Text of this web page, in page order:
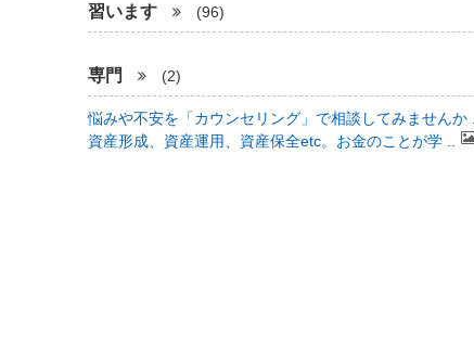
習います (96)
専門 (2)
悩みや不安を「カウンセリング」で相談してみませんか ..
資産形成、資産運用、資産保全etc。お金のことが学 ..